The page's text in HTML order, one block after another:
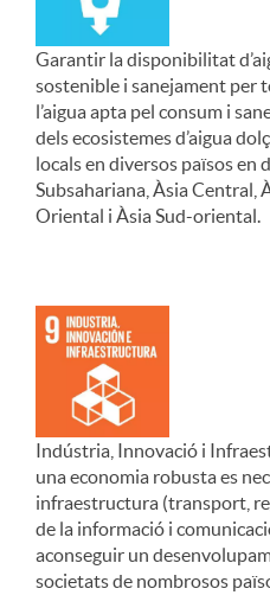
Garantir la disponibilitat
sostenible i sanejament per
l’aigua apta pel consum i
dels ecosistemes d’aigua
locals en diversos països en
Subsahariana, Àsia Central,
Oriental i Àsia Sud-oriental.
Indústria, Innovació i
una economia robusta es
infraestructura (transport,
de la informació i
aconseguir un
societats de nombrosos